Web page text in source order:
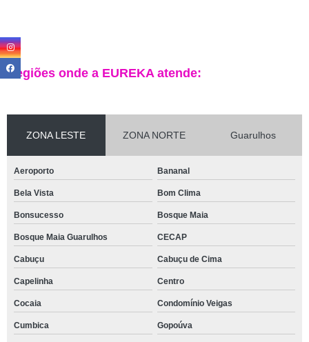
Regiões onde a EUREKA atende:
ZONA LESTE ZONA NORTE Guarulhos
Aeroporto Bananal
Bela Vista Bom Clima
Bonsucesso Bosque Maia
Bosque Maia Guarulhos CECAP
Cabuçu Cabuçu de Cima
Capelinha Centro
Cocaia Condomínio Veigas
Cumbica Gopoúva